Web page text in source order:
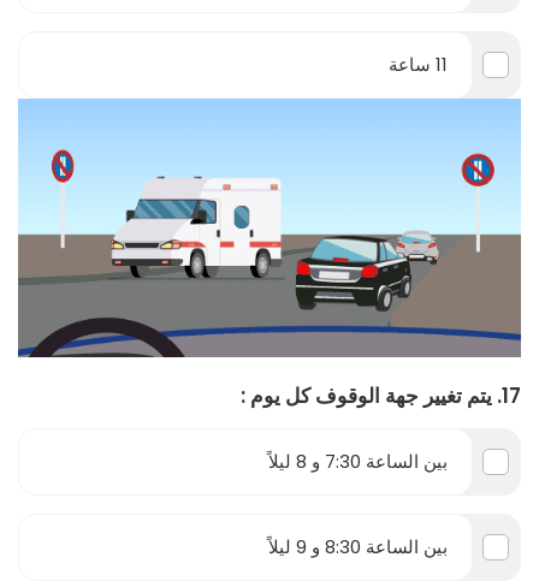
11 ساعة
17. يتم تغيير جهة الوقوف كل يوم :
بين الساعة 7:30 و 8 ليلاً
بين الساعة 8:30 و 9 ليلاً